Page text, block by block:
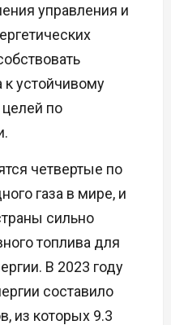
управления и
к устойчивому
по
четвертые по
газа в мире, и
сильно
топлива для
В 2023 году
составило
из которых 9.3